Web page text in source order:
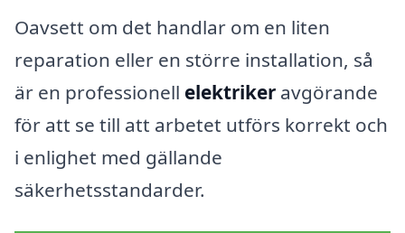
Oavsett om det handlar om en liten
reparation eller en större installation, så
är en professionell elektriker avgörande
för att se till att arbetet utförs korrekt och
i enlighet med gällande
säkerhetsstandarder.